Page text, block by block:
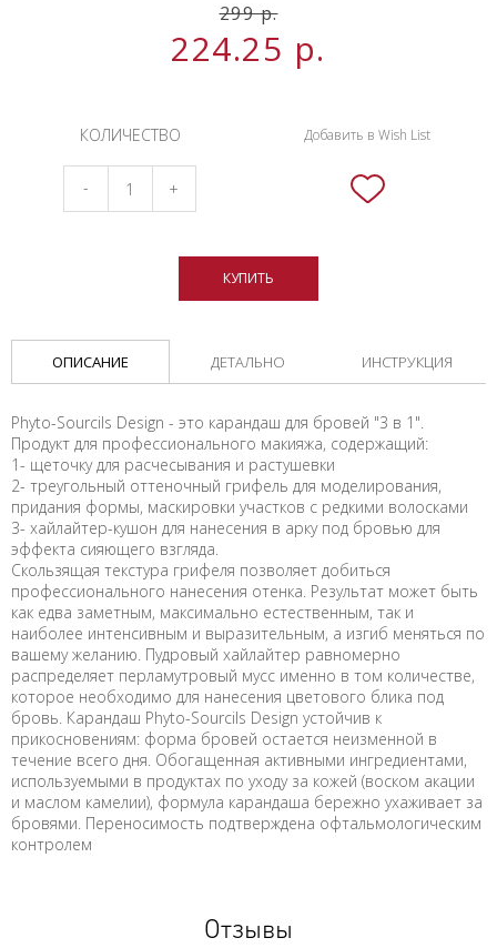
299р.
224.25 р.
КОЛИЧЕСТВО
- +
КУПИТЬ
Добавить в Wish List
ОПИСАНИЕ ДЕТАЛЬНО ИНСТРУКЦИЯ
Phyto-Sourcils Design - это карандаш для бровей "3 в 1".
Продукт для профессионального макияжа, содержащий:
1- щеточку для расчесывания и растушевки
2- треугольный оттеночный грифель для моделирования,
придания формы, маскировки участков с редкими волосками
3- хайлайтер-кушон для нанесения в арку под бровью для
эффекта сияющего взгляда.
Скользящая текстура грифеля позволяет добиться
профессионального нанесения отенка. Результат может быть
как едва заметным, максимально естественным, так и
наиболее интенсивным и выразительным, а изгиб меняться по
вашему желанию. Пудровый хайлайтер равномерно
распределяет перламутровый мусс именно в том количестве,
которое необходимо для нанесения цветового блика под
бровь. Карандаш Phyto-Sourcils Design устойчив к
прикосновениям: форма бровей остается неизменной в
течение всего дня. Обогащенная активными ингредиентами,
используемыми в продуктах по уходу за кожей (воском акации
и маслом камелии), формула карандаша бережно ухаживает за
бровями. Переносимость подтверждена офтальмологическим
контролем
Отзывы